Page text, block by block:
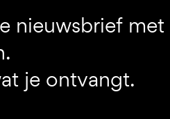
nieuwsbrief
je ontvangt.